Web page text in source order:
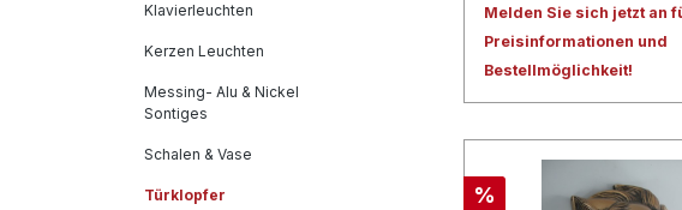
Klavierleuchten
Kerzen Leuchten
Messing- Alu & Nickel
Sontiges
Schalen & Vase
Türklopfer
Melden Sie sich jetzt an
Preisinformationen und
Bestellmöglichkeit!
%